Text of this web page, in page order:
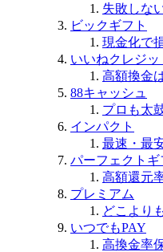
失敗しな
ビックギフト
現金化で
いいねクレジッ
高額換金
88キャッシュ
プロも太
インパクト
最速・最
パーフェクトギ
高額還元
プレミアム
どこより
いつでもPAY
高換金率